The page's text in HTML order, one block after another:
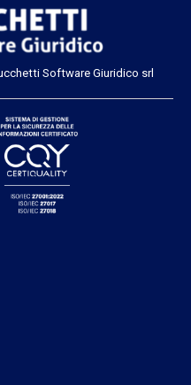
Software Giuridico srl